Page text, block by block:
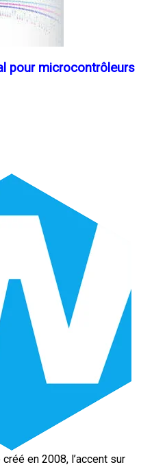
pour microcontrôleurs
en 2008, l’accent sur